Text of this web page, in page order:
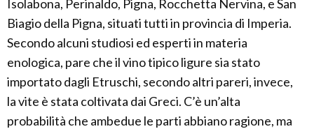
Isolabona, Perinaldo, Pigna, Rocchetta Nervina, e San
Biagio della Pigna, situati tutti in provincia di Imperia.
Secondo alcuni studiosi ed esperti in materia
enologica, pare che il vino tipico ligure sia stato
importato dagli Etruschi, secondo altri pareri, invece,
la vite è stata coltivata dai Greci. C’è un’alta
probabilità che ambedue le parti abbiano ragione, ma